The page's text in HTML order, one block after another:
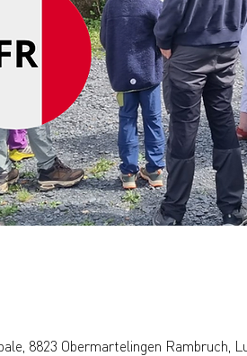
8823 Obermartelingen Rambruch,